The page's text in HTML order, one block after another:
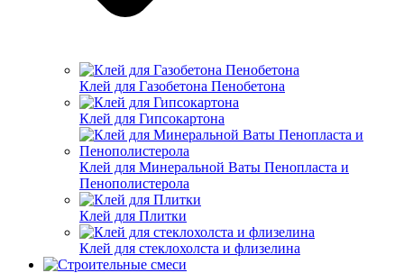
Клей для Газобетона Пенобетона
Клей для Гипсокартона
Клей для Минеральной Ваты Пенопласта и
Пенополистерола
Клей для Плитки
Клей для стеклохолста и флизелина